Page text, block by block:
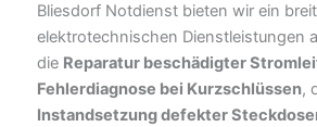
Bliesdorf Notdienst bieten wir ein
elektrotechnischen Dienstleistungen
die Reparatur beschädigter
Fehlerdiagnose bei Kurzschlüssen,
Instandsetzung defekter